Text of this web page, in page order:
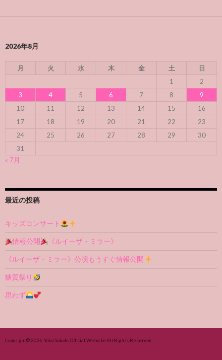
2026年8月
月 火 水 木 金 土
日
1
2
3
4 5 6 7 8
9
10
11 12 13 14 15
16
17
18 19 20 21 22
23
24
25 26 27 28 29
30
31
« 7月
最近の投稿
キッズコンサート
情報公開 《ルイーザ・ミラー》
《ルイーザ・ミラー》公演もうすぐ情報公開
糖質祭り
思わず
Copyright© 2026 Yoko Sakaki Official WebsiteAll Rights Reserved.